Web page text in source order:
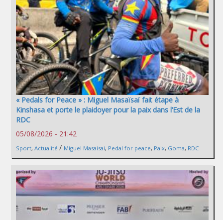
« Pedals for Peace » : Miguel Masaïsaï fait étape à
Kinshasa et porte le plaidoyer pour la paix dans l’Est de la
RDC
05/08/2026 - 21:42
Sport, Actualité / Miguel Masaisai, Pedal for peace, Paix, Goma, RDC